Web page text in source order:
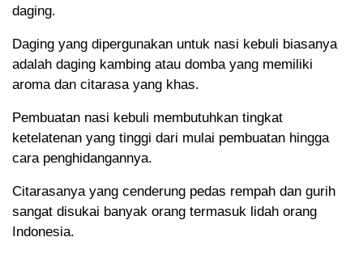
daging.
Daging yang dipergunakan untuk nasi kebuli biasanya
adalah daging kambing atau domba yang memiliki
aroma dan citarasa yang khas.
Pembuatan nasi kebuli membutuhkan tingkat
ketelatenan yang tinggi dari mulai pembuatan hingga
cara penghidangannya.
Citarasanya yang cenderung pedas rempah dan gurih
sangat disukai banyak orang termasuk lidah orang
Indonesia.